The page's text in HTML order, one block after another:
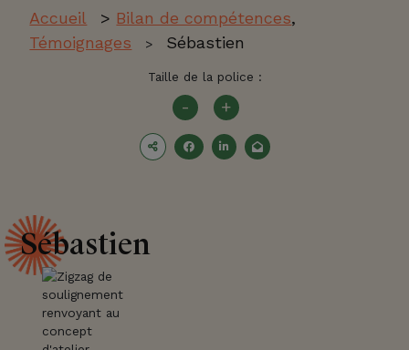
Accueil > Bilan de compétences,
Témoignages
> Sébastien
Taille de la police :
- +
Sébastien